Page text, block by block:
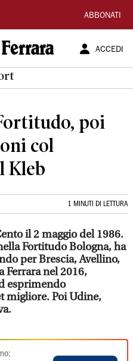
ABBONATI
ACCEDI
poi
col
Kleb
1 MINUTI DI LETTURA
il 2 maggio del 1986.
Fortitudo Bologna, ha
per Brescia, Avellino,
Ferrara nel 2016,
esprimendo
migliore. Poi Udine,